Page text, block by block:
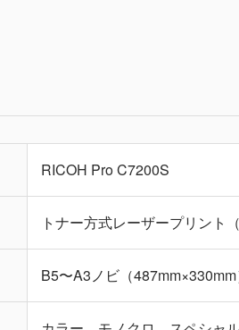
RICOH Pro C7200S
トナー方式レーザープリント
B5〜A3ノビ（487mm×330mm